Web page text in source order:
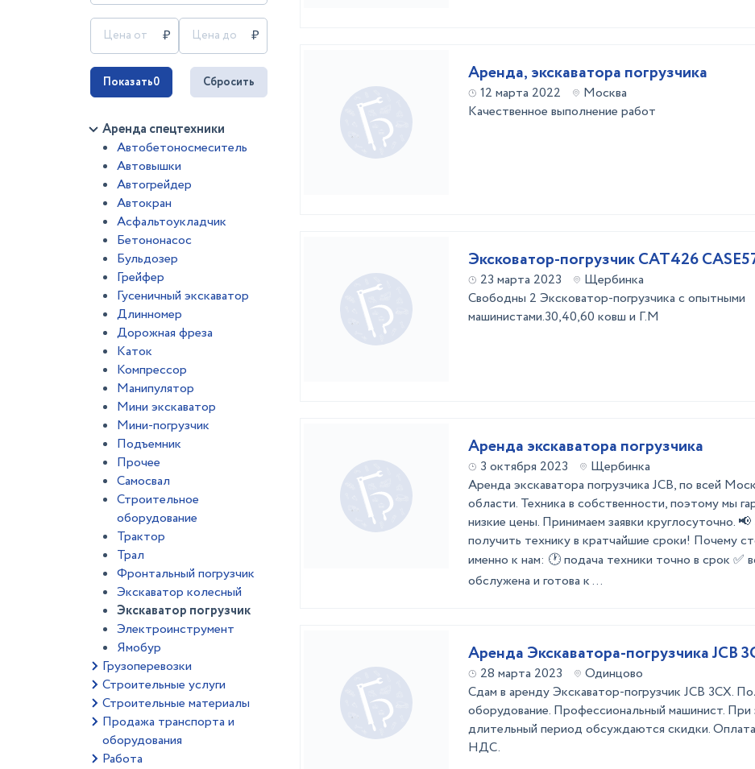
Показать0 Сбросить
Аренда спецтехники
Автобетоносмеситель
Автовышки
Автогрейдер
Автокран
Асфальтоукладчик
Бетононасос
Бульдозер
Грейфер
Гусеничный экскаватор
Длинномер
Дорожная фреза
Каток
Компрессор
Манипулятор
Мини экскаватор
Мини-погрузчик
Подъемник
Прочее
Самосвал
Строительное
оборудование
Трактор
Трал
Фронтальный погрузчик
Экскаватор колесный
Экскаватор погрузчик
Электроинструмент
Ямобур
Грузоперевозки
Строительные услуги
Строительные материалы
Продажа транспорта и
оборудования
Работа
Аренда, экскаватора погрузчика
12 марта 2022
Москва
Качественное выполнение работ
Эксковатор-погрузчик САТ426
23 марта 2023
Щербинка
Свободны 2 Эксковатор-погрузчика с опытными
машинистами.30,40,60 ковш и Г.М
Аренда экскаватора погрузчика
3 октября 2023
Щербинка
Аренда экскаватора погрузчика JCB, по всей
области. Техника в собственности, поэтому мы
низкие цены. Принимаем заявки круглосуточно.
получить технику в кратчайшие сроки! Почему
именно к нам: 🕐 подача техники точно в срок ✅
обслужена и готова к ...
Аренда Экскаватора-погрузчика JCB
28 марта 2023
Одинцово
Сдам в аренду Экскаватор-погрузчик JCB 3CX.
оборудование. Профессиональный машинист. При
длительный период обсуждаются скидки.
НДС.